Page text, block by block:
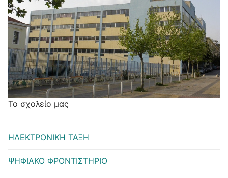
Το σχολείο μας
ΗΛΕΚΤΡΟΝΙΚΗ ΤΑΞΗ
ΨΗΦΙΑΚΟ ΦΡΟΝΤΙΣΤΗΡΙΟ